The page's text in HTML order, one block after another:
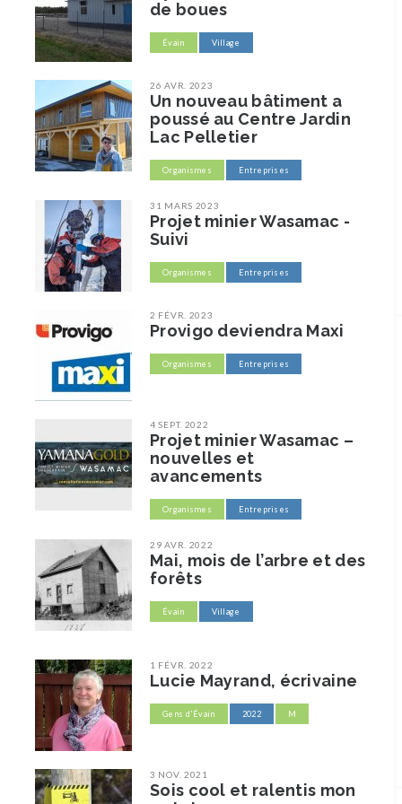
de boues
Évain Village
26 AVR. 2023
Un nouveau bâtiment a
poussé au Centre Jardin
Lac Pelletier
Organismes Entreprises
31 MARS 2023
Projet minier Wasamac -
Suivi
Organismes Entreprises
2 FÉVR. 2023
Provigo deviendra Maxi
Organismes Entreprises
4 SEPT. 2022
Projet minier Wasamac –
nouvelles et
avancements
Organismes Entreprises
29 AVR. 2022
Mai, mois de l’arbre et des
forêts
Évain Village
1 FÉVR. 2022
Lucie Mayrand, écrivaine
Gens d'Évain 2022 M
3 NOV. 2021
Sois cool et ralentis mon